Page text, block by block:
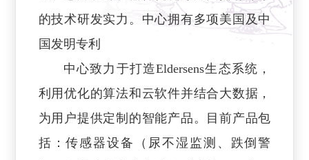
的技术研发实力。中心拥有多项美国及中
国发明专利
中心致力于打造Eldersens生态系统，
利用优化的算法和云软件并结合大数据，
为用户提供定制的智能产品。目前产品包
括：传感器设备（尿不湿监测、跌倒警